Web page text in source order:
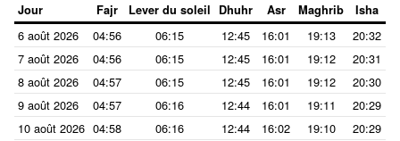
Jour Fajr Lever du soleil Dhuhr Asr Maghrib Isha
6 août 2026 04:56 06:15 12:45 16:01 19:13
20:32
7 août 2026
04:56 06:15 12:45 16:01 19:12
20:31
8 août 2026
04:57 06:15 12:45 16:01 19:12
20:30
9 août 2026
04:57 06:16 12:44 16:01 19:11
20:29
10 août 2026 04:58 06:16 12:44 16:02 19:10
20:29